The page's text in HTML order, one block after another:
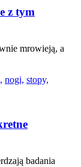
z tym
mrowieją, a
nogi, stopy,
badania